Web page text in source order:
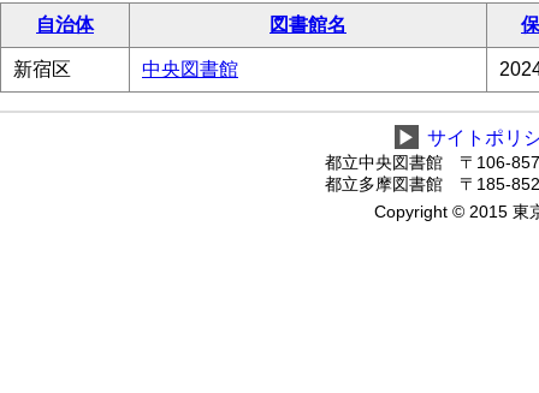
自治体
図書館名
新宿区 中央図書館
▶ サイトポリ
都立中央図書館 〒106-
都立多摩図書館 〒185-
Copyright © 2015 東